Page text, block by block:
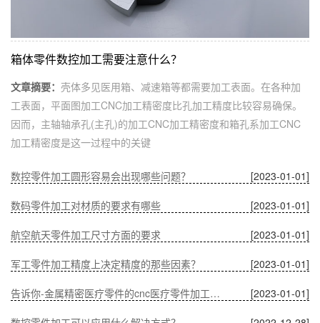
箱体零件数控加工需要注意什么？
文章摘要： 壳体多见医用箱、减速箱等都需要加工表面。在各种加
工表面，平面图加工CNC加工精密度比孔加工精度比较容易确保。
因而，主轴轴承孔(主孔)的加工CNC加工精密度和箱孔系加工CNC
加工精密度是这一过程中的关键
[2023-01-01]
数控零件加工圆形容易会出现哪些问题？
[2023-01-01]
数码零件加工对材质的要求有哪些
[2023-01-01]
航空航天零件加工尺寸方面的要求
[2023-01-01]
军工零件加工精度上决定精度的那些因素？
[2023-01-01]
告诉你-金属精密医疗零件的cnc医疗零件加工有什么优势？